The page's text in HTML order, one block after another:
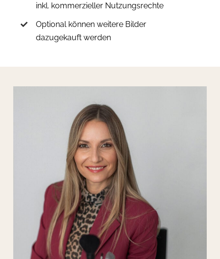
inkl. kommerzieller Nutzungsrechte
Optional können weitere Bilder
dazugekauft werden